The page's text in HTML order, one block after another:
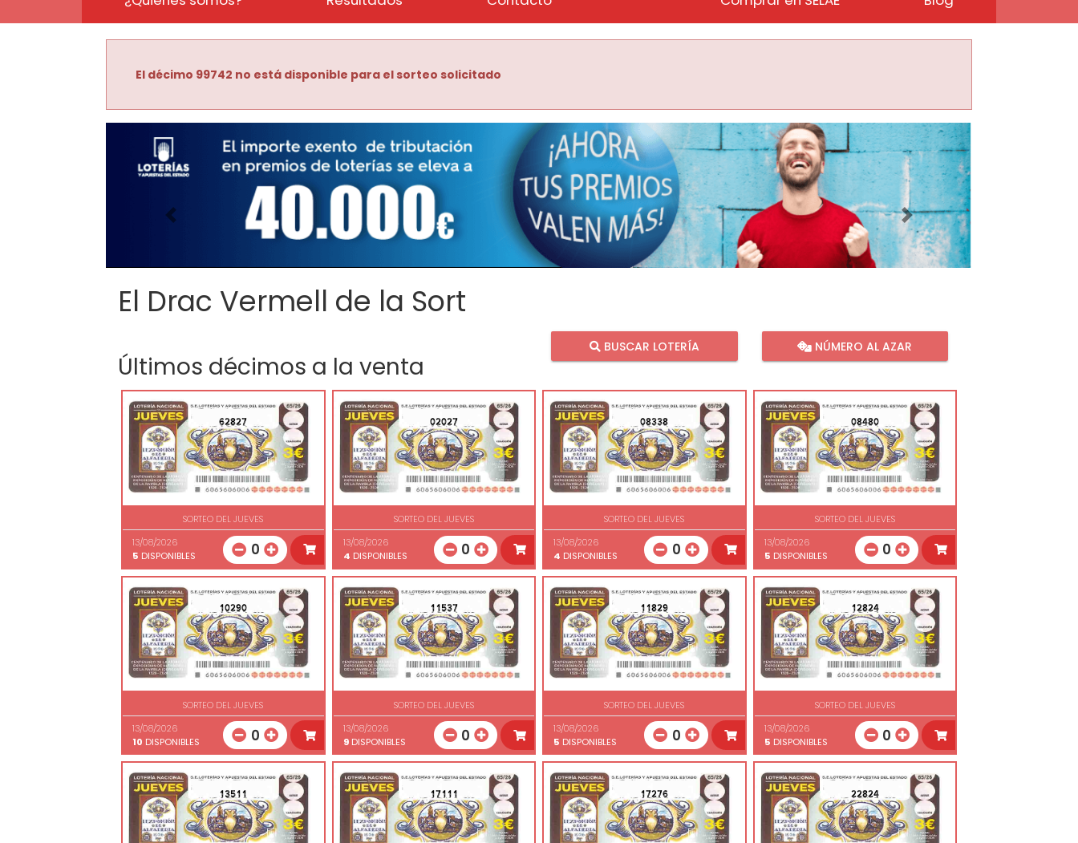
El décimo 99742 no está disponible para el sorteo solicitado
Imagen anterior Imagen siguiente
El Drac Vermell de la Sort
Últimos décimos a la venta
BUSCAR LOTERÍA NÚMERO AL AZAR
62827
SORTEO DEL JUEVES
13/08/2026
5 DISPONIBLES 0
02027
SORTEO DEL JUEVES
13/08/2026
4 DISPONIBLES 0
08338
SORTEO DEL JUEVES
13/08/2026
4 DISPONIBLES 0
08480
SORTEO DEL JUEVES
13/08/2026
5 DISPONIBLES 0
10290
SORTEO DEL JUEVES
13/08/2026
10 DISPONIBLES 0
11537
SORTEO DEL JUEVES
13/08/2026
9DISPONIBLES 0
11829
SORTEO DEL JUEVES
13/08/2026
5 DISPONIBLES 0
12824
SORTEO DEL JUEVES
13/08/2026
5 DISPONIBLES 0
13511 17111 17276 22824